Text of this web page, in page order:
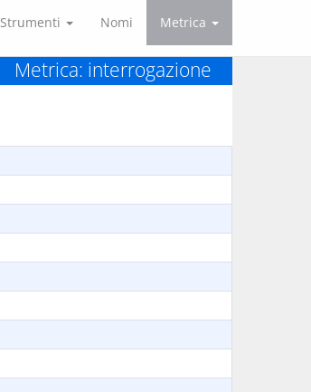
Strumenti Nomi Metrica
Metrica: interrogazione